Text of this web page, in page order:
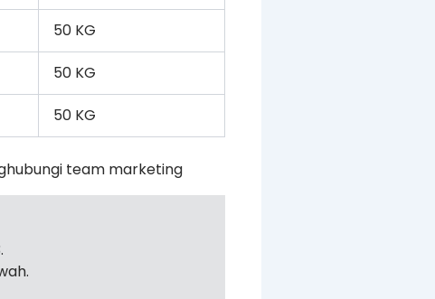
50 KG
50 KG
50 KG
team marketing